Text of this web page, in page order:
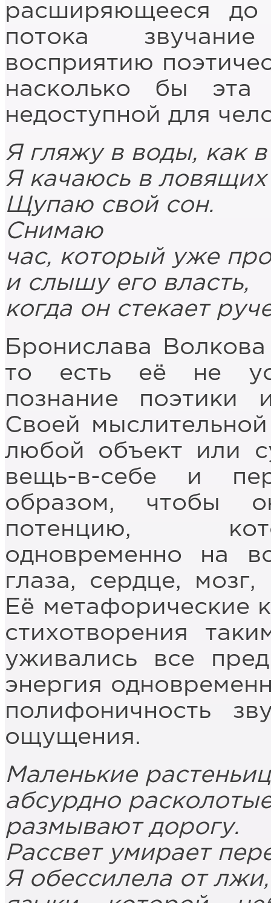
расширяющееся до
потока
восприятию
насколько бы эта
недоступной для
Я гляжу в воды, как в
Я качаюсь в ловящих
Щупаю свой сон.
Снимаю
час, который уже
и слышу его власть,
когда он стекает
Бронислава
то есть её не
познание поэтики
Своей
любой объект или
вещь-в-себе и
образом, чтобы
потенцию,
одновременно на
глаза, сердце,
Её метафорические
стихотворения
уживались все
энергия
полифоничность
ощущения.
Маленькие
абсурдно
размывают дорогу.
Рассвет умирает
Я обессилела от лжи,